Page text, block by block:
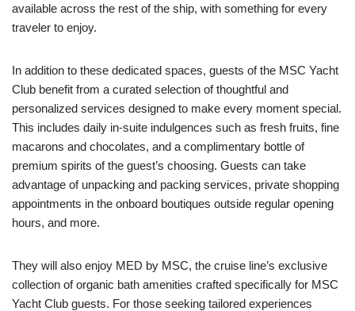
available across the rest of the ship, with something for every
traveler to enjoy.
In addition to these dedicated spaces, guests of the MSC Yacht
Club benefit from a curated selection of thoughtful and
personalized services designed to make every moment special.
This includes daily in‑suite indulgences such as fresh fruits, fine
macarons and chocolates, and a complimentary bottle of
premium spirits of the guest’s choosing. Guests can take
advantage of unpacking and packing services, private shopping
appointments in the onboard boutiques outside regular opening
hours, and more.
They will also enjoy MED by MSC, the cruise line’s exclusive
collection of organic bath amenities crafted specifically for MSC
Yacht Club guests. For those seeking tailored experiences